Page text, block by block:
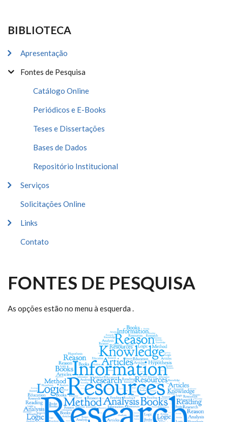
BIBLIOTECA
Apresentação
Fontes de Pesquisa
Catálogo Online
Periódicos e E-Books
Teses e Dissertações
Bases de Dados
Repositório Institucional
Serviços
Solicitações Online
Links
Contato
FONTES DE PESQUISA
As opções estão no menu à esquerda .